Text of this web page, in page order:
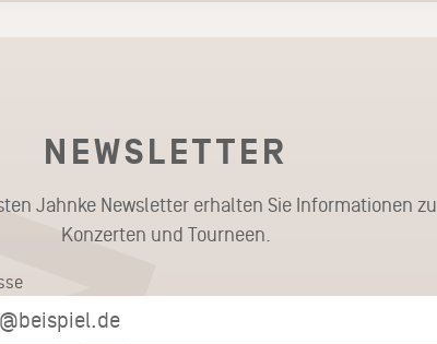
NEWSLETTER
Jahnke Newsletter erhalten Sie Informationen zu
Konzerten und Tourneen.